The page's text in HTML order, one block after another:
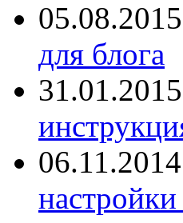
05.08.2015
для блога
31.01.2015
06.11.2014